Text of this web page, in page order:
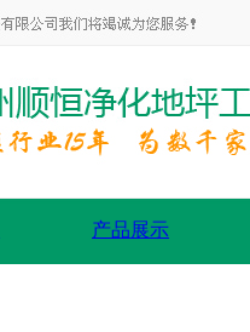
产品展示